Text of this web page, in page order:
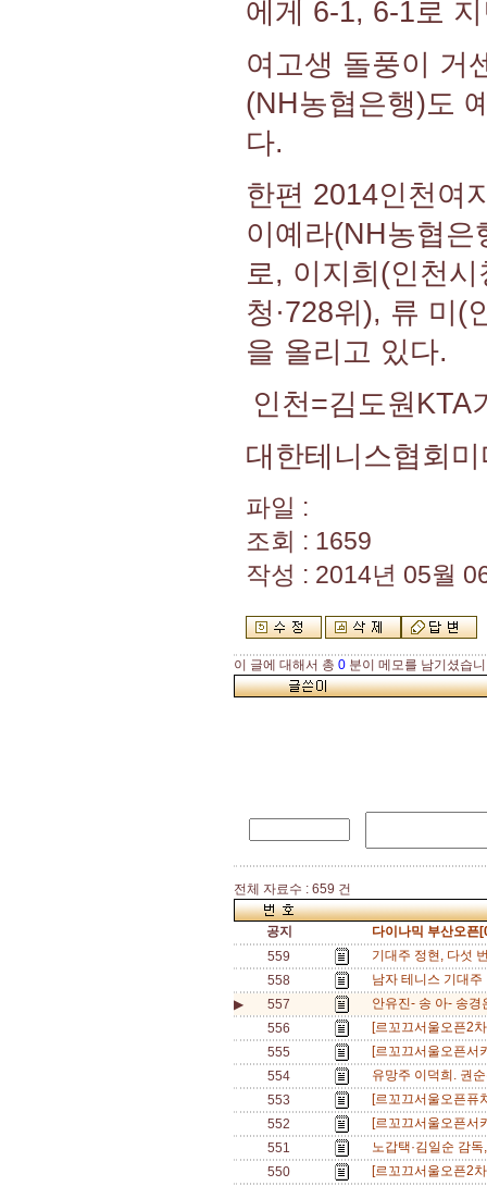
에게 6-1, 6-1로
여고생 돌풍이 거
(NH농협은행)도
다.
한편 2014인천여
이예라(NH농협은
로, 이지희(인천
청·728위), 류 미(
을 올리고 있다.
인천=김도원KTA
대한테니스협회
파일 :
조회 : 1659
작성 : 2014년 05월
이 글에 대해서 총 0 분이 메모를 남기셨습
전체 자료수 : 659 건
공지
다이나믹 부산오픈
559
기대주 정현, 다섯
558
남자 테니스 기대
▶
557
안유진- 송 아- 송경
556
[르꼬끄서울오픈2
555
[르꼬끄서울오픈서
554
유망주 이덕희. 권
553
[르꼬끄서울오픈퓨
552
[르꼬끄서울오픈서
551
노갑택·김일순 감
550
[르꼬끄서울오픈2